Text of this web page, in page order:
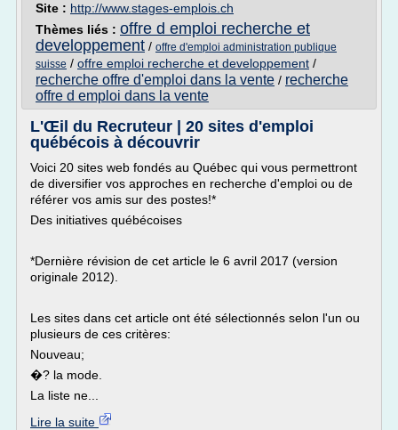
Site : http://www.stages-emplois.ch
Thèmes liés : offre d emploi recherche et
developpement / offre d'emploi administration publique
suisse / offre emploi recherche et developpement /
recherche offre d'emploi dans la vente / recherche
offre d emploi dans la vente
L'Œil du Recruteur | 20 sites d'emploi
québécois à découvrir
Voici 20 sites web fondés au Québec qui vous permettront
de diversifier vos approches en recherche d'emploi ou de
référer vos amis sur des postes!*
Des initiatives québécoises
*Dernière révision de cet article le 6 avril 2017 (version
originale 2012).
Les sites dans cet article ont été sélectionnés selon l'un ou
plusieurs de ces critères:
Nouveau;
�? la mode.
La liste ne...
Lire la suite